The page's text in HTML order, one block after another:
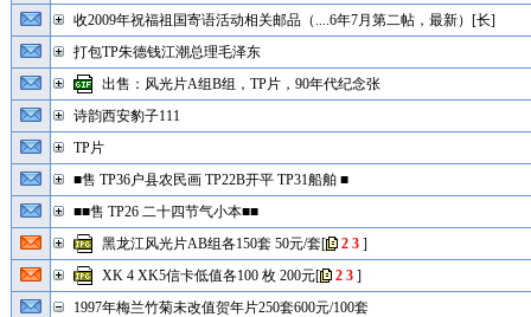
收2009年祝福祖国寄语活动相关邮品（....6年7月第二帖，最新）[长]
打包TP朱德钱江潮总理毛泽东
出售：风光片A组B组，TP片，90年代纪念张
诗韵西安豹子111
TP片
■售 TP36户县农民画 TP22B开平 TP31船舶 ■
■■售 TP26 二十四节气小本■■
黑龙江风光片AB组各150套 50元/套[ 2 3]
XK 4 XK5信卡低值各100 枚 200元[ 2 3]
1997年梅兰竹菊未改值贺年片250套600元/100套